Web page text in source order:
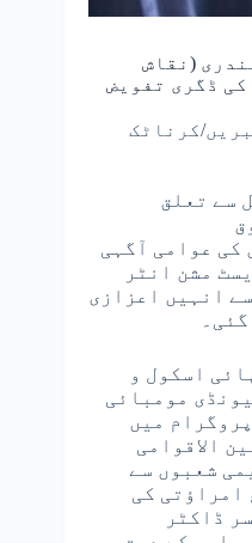
(نقاش
کی ڈگری تفویض
کرناٹک
سے تعلق
کی عوامی آگہی
مشن انٹر
انہیں اعزازی
ہائی اسکول و
مومبائی
میں
الاقوامی
شعبوں سے
امراؤتی کی
ڈاکٹر